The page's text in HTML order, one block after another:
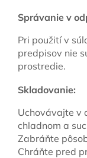
Správanie v
Pri použití v
predpisov nie
prostredie.
Skladovanie:
Uchovávajte v
chladnom a
Zabráňte
Chráňte pred